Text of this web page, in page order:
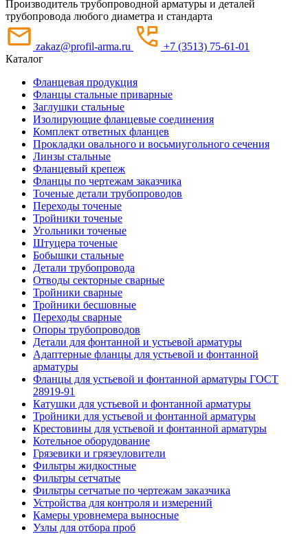
Производитель трубопроводной арматуры и деталей
трубопровода любого диаметра и стандарта
zakaz@profil-arma.ru
+7 (3513) 75-61-01
Каталог
Фланцевая продукция
Фланцы стальные приварные
Заглушки стальные
Изолирующие фланцевые соединения
Комплект ответных фланцев
Прокладки овального и восьмиугольного сечения
Линзы стальные
Фланцевый крепеж
Фланцы по чертежам заказчика
Точеные детали трубопроводов
Переходы точеные
Тройники точеные
Угольники точеные
Штуцера точеные
Бобышки стальные
Детали трубопровода
Отводы секторные сварные
Тройники сварные
Тройники бесшовные
Переходы сварные
Опоры трубопроводов
Детали для фонтанной и устьевой арматуры
Адаптерные фланцы для устьевой и фонтанной
арматуры
Фланцы для устьевой и фонтанной арматуры ГОСТ
28919-91
Катушки для устьевой и фонтанной арматуры
Тройники для устьевой и фонтанной арматуры
Крестовины для устьевой и фонтанной арматуры
Котельное оборудование
Грязевики и грязеуловители
Фильтры жидкостные
Фильтры сетчатые
Фильтры сетчатые по чертежам заказчика
Устройства для контроля и измерений
Камеры уровнемера выносные
Узлы для отбора проб